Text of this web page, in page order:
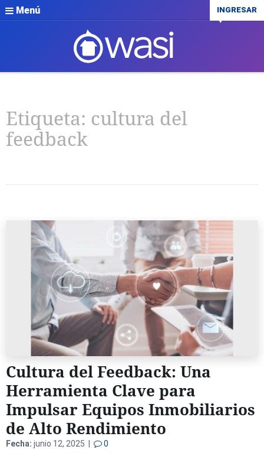
Menú INGRESAR
Etiqueta: cultura del
feedback
Cultura del Feedback: Una
Herramienta Clave para
Impulsar Equipos Inmobiliarios
de Alto Rendimiento
Fecha: junio 12, 2025 | 0